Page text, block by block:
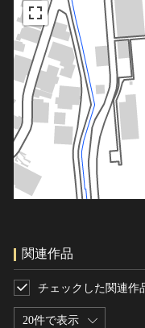
関連作品
20件で表示
チェックした関連作